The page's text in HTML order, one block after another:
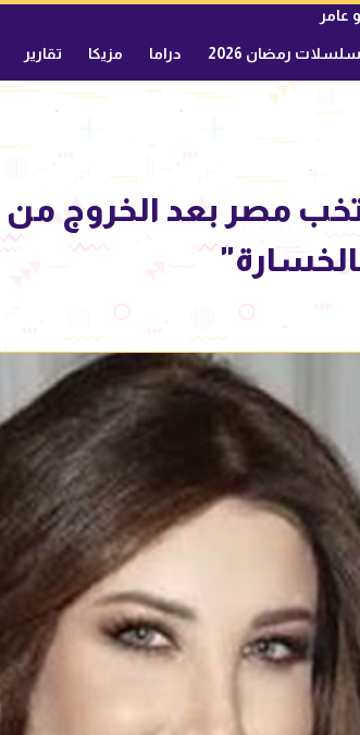
عامر
رمضان 2026 دراما مزيكا تقارير
مصر بعد الخروج